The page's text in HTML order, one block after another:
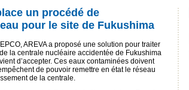
un procédé de
pour le site de Fukushima
AREVA a proposé une solution pour traiter
la centrale nucléaire accidentée de Fukushima
d’accepter. Ces eaux contaminées doivent
de pouvoir remettre en état le réseau
de la centrale.